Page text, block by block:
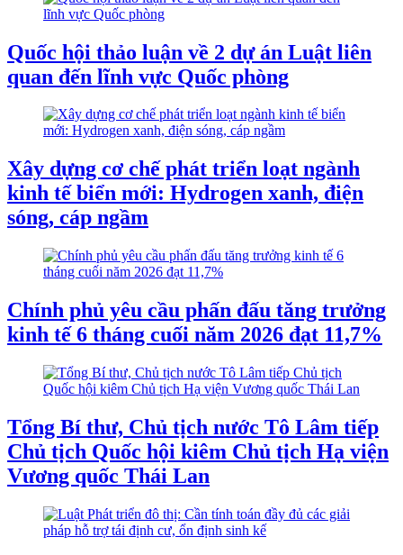
Quốc hội thảo luận về 2 dự án Luật liên
quan đến lĩnh vực Quốc phòng
Xây dựng cơ chế phát triển loạt ngành
kinh tế biển mới: Hydrogen xanh, điện
sóng, cáp ngầm
Chính phủ yêu cầu phấn đấu tăng trưởng
kinh tế 6 tháng cuối năm 2026 đạt 11,7%
Tổng Bí thư, Chủ tịch nước Tô Lâm tiếp
Chủ tịch Quốc hội kiêm Chủ tịch Hạ viện
Vương quốc Thái Lan